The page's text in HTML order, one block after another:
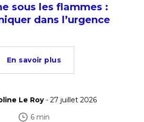
sous les flammes :
dans l’urgence
En savoir plus
Le Roy- 27 juillet 2026
6 min